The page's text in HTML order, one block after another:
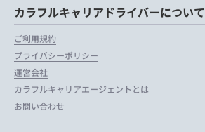
カラフルキャリアドライバーについて
ご利用規約
プライバシーポリシー
運営会社
カラフルキャリアエージェントとは
お問い合わせ